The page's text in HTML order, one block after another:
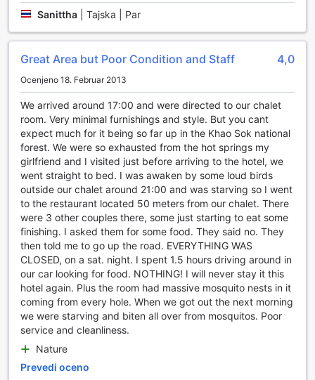
čarov Khao Soka. Resort se ponaša z brezplačnim
parkiriščem na kraju samem, kar je izjemno priročno za
tiste, ki potujejo z lastnim vozilom. Parkirišče je prostorno in
bivanjem.
Poleg tega Khaosok at Home Resort organizira različne
izlete in ture, ki vam omogočajo raziskovanje osupljive
narave in kulturnih znamenitosti v okolici. Ne glede na to,
ali želite raziskovati nacionalni park Khao Sok ali uživati v
lokalnih aktivnostih, so transportne možnosti v resortu
zasnovane tako, da vam olajšajo potovanje in omogočijo
nepozabne dogodivščine. S prijaznim osebjem, ki vam je
vedno na voljo za pomoč, boste lahko brez težav
načrtovali svoje raziskovanje in uživali v vsaki minuti
vašega bivanja.
Sodobne in udobne sobe v Khaosok at Home Resort
V Khaosok at Home Resort se lahko potopite v udobje in
sprostitev, ki jo ponujajo njihove prostorne sobe,
opremljene z vsemi sodobnimi udobji. Vsaka soba je
klimatizirana, kar zagotavlja prijetno temperaturo, ne glede
na vreme zunaj. Uživajte v gledanju vaših najljubših oddaj
na televiziji s satelitskimi in kabelskimi programi, ki so na
voljo, ali pa se preprosto sprostite ob pogledu na naravo s
Za dodatno udobje so sobe opremljene z mini barom in
Sanittha Tajska | Par
Great Area but Poor Condition and Staff 4,0
Ocenjeno 18. Februar 2013
We arrived around 17:00 and were directed to our chalet
room. Very minimal furnishings and style. But you cant
expect much for it being so far up in the Khao Sok national
forest. We were so exhausted from the hot springs my
girlfriend and I visited just before arriving to the hotel, we
went straight to bed. I was awaken by some loud birds
outside our chalet around 21:00 and was starving so I went
to the restaurant located 50 meters from our chalet. There
were 3 other couples there, some just starting to eat some
finishing. I asked them for some food. They said no. They
then told me to go up the road. EVERYTHING WAS
CLOSED, on a sat. night. I spent 1.5 hours driving around in
our car looking for food. NOTHING! I will never stay it this
hotel again. Plus the room had massive mosquito nests in it
coming from every hole. When we got out the next morning
we were starving and biten all over from mosquitos. Poor
service and cleanliness.
Nature
Prevedi oceno